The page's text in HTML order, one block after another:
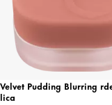
Velvet Pudding Blurring
lica